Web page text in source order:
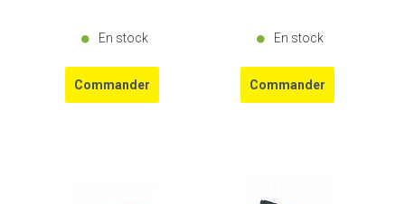
En stock En stock